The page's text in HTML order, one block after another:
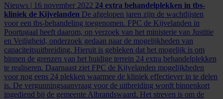
Nieuws | 16 november 2022 24 extra behandelplekken in tbs-
kliniek de Kijvelanden De afgelopen jaren zijn de wachtlijsten
voor een tbs-behandeling toegenomen. FPC de Kijvelanden in
Poortugaal heeft daarom, op verzoek van het ministerie van Justitie
en Veiligheid, onderzoek gedaan naar de mogelijkheden van
capaciteitsuitbreiding. Hieruit is gebleken dat het mogelijk is om
binnen de grenzen van het huidige terrein 24 extra behandelplekken
te realiseren. Daarnaast ziet FPC de Kijvelanden mogelijkheden
voor nog eens 24 plekken waarmee de kliniek effectiever in te delen
is. De vergunningsaanvraag voor de uitbreiding wordt binnenkort
ingediend bij de gemeente Albrandswaard. Het streven is om de